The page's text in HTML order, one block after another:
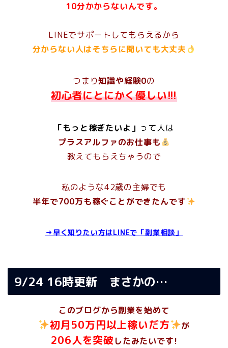
10分かからないんです。
LINEでサポートしてもらえるから
分からない人はそちらに聞いても大丈夫
つまり知識や経験0の
初心者にとにかく優しい!!!
「もっと稼ぎたいよ」 って人は
プラスアルファのお仕事も
教えてもらえちゃうので
私のような42歳の主婦でも
半年で700万も稼ぐことができたんです
→早く知りたい方はLINEで「副業相談」
9/24 16時更新 まさかの…
このブログから副業を始めて
初月50万円以上稼いだ方 が
206人を突破 したみたいです!